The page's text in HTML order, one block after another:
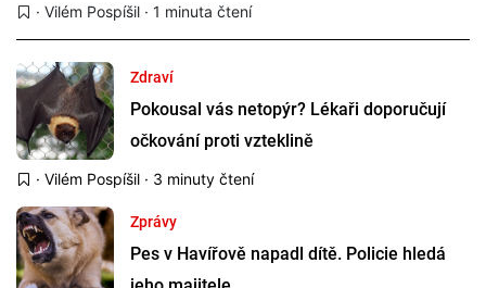
· Vilém Pospíšil · 1 minuta čtení
Zdraví
Pokousal vás netopýr? Lékaři doporučují
očkování proti vzteklině
· Vilém Pospíšil · 3 minuty čtení
Zprávy
Pes v Havířově napadl dítě. Policie hledá